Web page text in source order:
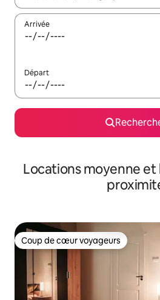
Arrivée
Départ
Locations moyenne et
Coup de cœur voyageurs
Coup de cœur voyageurs